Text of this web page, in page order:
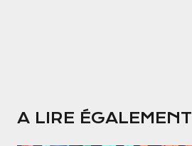
A LIRE ÉGALEMENT